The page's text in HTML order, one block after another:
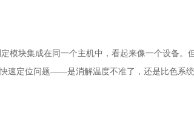
块集成在同一个主机中，看起来像一个设备。
速定位问题——是消解温度不准了，还是比色系统